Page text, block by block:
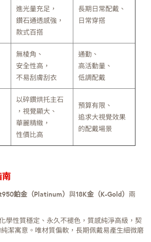
進光量充足，
鑽石通透感強，
款式百搭
長期日常配戴、
日常穿搭
無棱角、
安全性高，
不易刮膚刮衣
通勤、
高活動量、
低調配戴
以碎鑽烘托主石
，視覺顯大、
華麗精緻，
性價比高
預算有限、
追求大視覺效果
的配戴場景
南
鉑金（Platinum） 與18K金（K-Gold） 兩
學性質穩定、永久不褪色，質感純淨高級，契
潔寓意。唯材質偏軟，長期佩戴易產生細微磨